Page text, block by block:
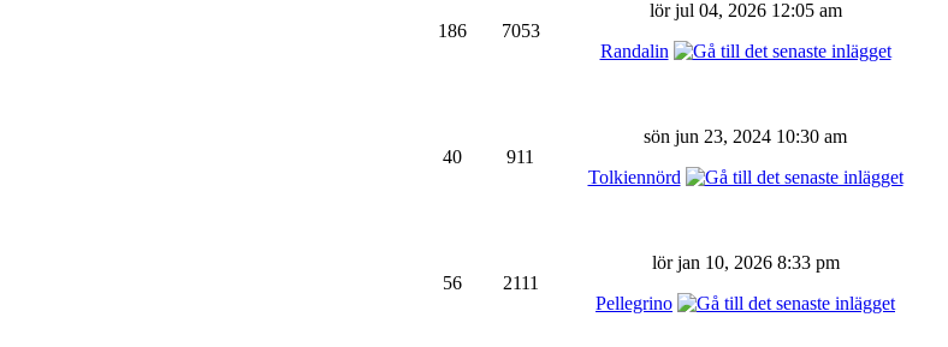
186 7053
lör jul 04, 2026 12:05 am
Randalin
40 911
sön jun 23, 2024 10:30 am
Tolkiennörd
56 2111
lör jan 10, 2026 8:33 pm
Pellegrino